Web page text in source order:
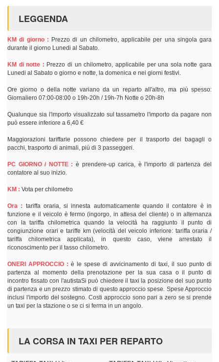
LEGGENDA
KM di giorno : Prezzo di un chilometro, applicabile per una singola gara
durante il giorno Lunedi al Sabato.
KM di notte : Prezzo di un chilometro, applicabile per una sola notte gara
Lunedi al Sabato o giorno e notte, la domenica e nei giorni festivi.
Ore giorno o della notte variano da un reparto all'altro, ma più spesso:
Giornaliero 07:00-08:00 o 19h-20h / 19h-7h Notte o 20h-8h
Qualunque sia l'importo visualizzato sul tassametro l'importo da pagare non
può essere inferiore a 6,40 €
Maggiorazioni tariffarie possono chiedere per il trasporto dei bagagli o
pacchi, trasporto di animali, più di 3 passeggeri.
PC GIORNO / NOTTE : è prendere-up carica, è l'importo di partenza del
contatore al suo inizio.
KM : Vota per chilometro
Ora : tariffa oraria, si innesta automaticamente quando il contatore è in
funzione e il veicolo è fermo (ingorgo, in attesa del cliente) o in alternanza
con la tariffa chilometrica quando la velocità ha raggiunto il punto di
congiunzione orari e tariffe km (velocità del veicolo inferiore: tariffa oraria /
tariffa chilometrica applicata), in questo caso, viene arrestato il
riconoscimento per il tasso chilometro.
ONERI APPROCCIO : è le spese di avvicinamento di taxi, il suo punto di
partenza al momento della prenotazione per la sua casa o il punto di
incontro fissato con l'autistaSi può chiedere il taxi la posizione del suo punto
di partenza e un prezzo stimato di questo approccio spese. Spese Approccio
inclusi l'importo del sostegno. Costi approccio sono pari a zero se si prende
un taxi per la stazione o se ci si ferma in un angolo.
LA CORSA IN TAXI PER REPARTO